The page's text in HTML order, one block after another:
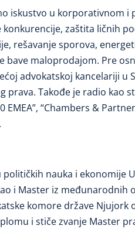
iskustvo u korporativnom i
zaštita ličnih
rešavanje sporova,
bave maloprodajom. Pre
advokatskoj kancelariji u
Takođe je radio kao
“Chambers &
nauka i ekonomije
i Master iz
komore države Njujork
i stiče zvanje Master